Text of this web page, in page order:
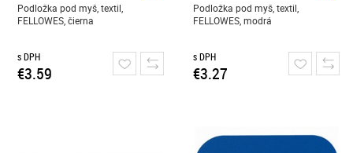
Podložka pod myš, textil,
FELLOWES, čierna
s DPH
€3.59
Podložka pod myš, textil,
FELLOWES, modrá
s DPH
€3.27